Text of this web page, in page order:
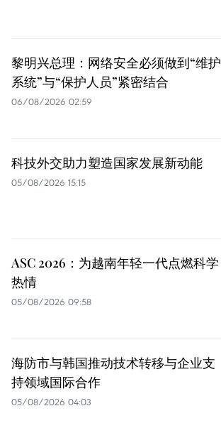
黎明兴总理：网络安全必须做到“维护
系统”与“保护人员”紧密结合
06/08/2026 02:59
科技外交助力塑造国家发展新动能
05/08/2026 15:15
ASC 2026：为越南年轻一代点燃科学
热情
05/08/2026 09:58
海防市与韩国推动技术转移与企业支
持领域国际合作
05/08/2026 04:03